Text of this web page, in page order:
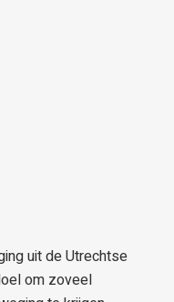
uit de Utrechtse
om zoveel